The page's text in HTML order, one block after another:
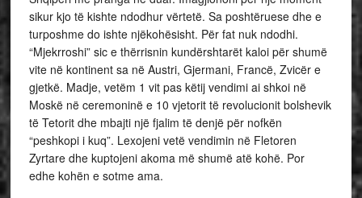
sikur kjo të kishte ndodhur vërtetë. Sa poshtëruese dhe e
turposhme do ishte njëkohësisht. Për fat nuk ndodhi.
“Mjekrroshi” sic e thërrisnin kundërshtarët kaloi për shumë
vite në kontinent sa në Austri, Gjermani, Francë, Zvicër e
gjetkë. Madje, vetëm 1 vit pas këtij vendimi ai shkoi në
Moskë në ceremoninë e 10 vjetorit të revolucionit bolshevik
të Tetorit dhe mbajti një fjalim të denjë për nofkën
“peshkopi i kuq”. Lexojeni vetë vendimin në Fletoren
Zyrtare dhe kuptojeni akoma më shumë atë kohë. Por
edhe kohën e sotme ama.